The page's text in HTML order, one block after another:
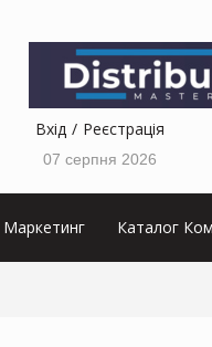
Вхід Реєстрація
07 серпня 2026
Маркетинг Каталог